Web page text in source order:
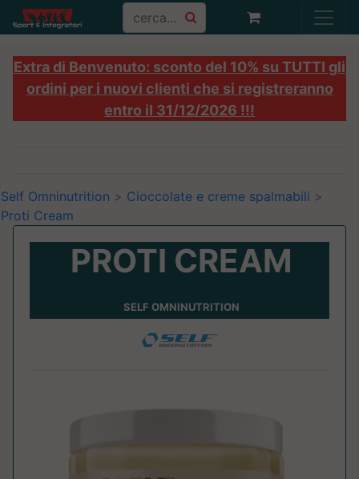
Extra di Benvenuto: sconto del 10% su TUTTI gli
ordini per i nuovi clienti che si registreranno
entro il 31/12/2026 !!!
Self Omninutrition > Cioccolate e creme spalmabili >
Proti Cream
PROTI CREAM
SELF OMNINUTRITION